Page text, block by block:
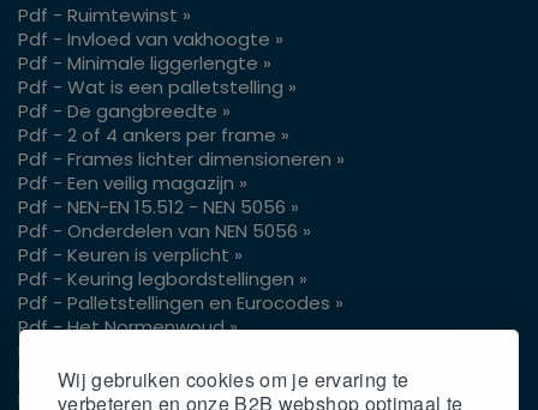
Wij gebruiken cookies om je ervaring te
verbeteren en onze B2B webshop optimaal te
Pdf - Ruimtewinst »
Pdf - Invloed van vakhoogte »
Pdf - Minimale liggerlengte »
Pdf - Wat is een palletstelling »
Pdf - De gangbreedte »
Pdf - 2 of 4 ankers per frame »
Pdf - Frames lichter dimensioneren »
Pdf - Een veilig magazijn »
Pdf - NEN-EN 15.512 - NEN 5056 »
Pdf - Onderdelen van NEN 5056 »
Pdf - Keuren is verplicht »
Pdf - Keuring legbordstellingen »
Pdf - Palletstellingen en Eurocodes »
Pdf - Het Normenwoud »
Pdf - Vrije hoogte pallets »
Pdf - Gangpaden voor je reachtruck »
Pdf - Gaasachterwand op palletstellingen »